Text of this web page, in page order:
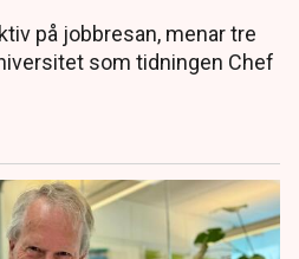
på jobbresan, menar tre
som tidningen Chef